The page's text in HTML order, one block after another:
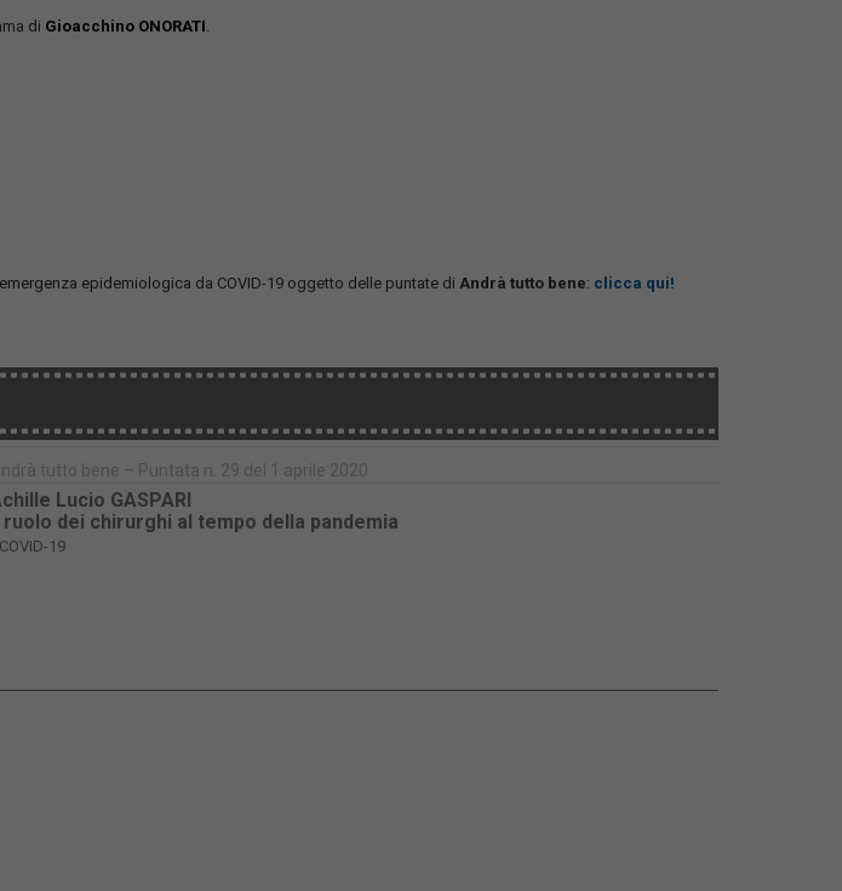
di Gioacchino ONORATI.
epidemiologica da COVID-19 oggetto delle puntate di Andrà tutto bene: clicca qui!
tutto bene – Puntata n. 29 del 1 aprile 2020
Lucio GASPARI
ruolo dei chirurghi al tempo della pandemia
19